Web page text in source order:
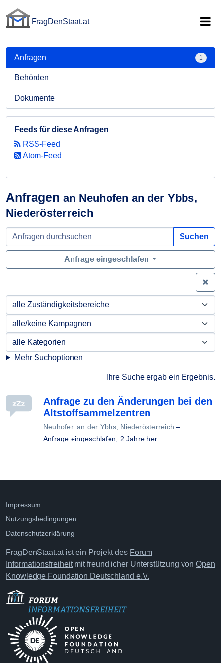
FragDenStaat.at
Anfragen an Neuhofen an der Ybbs,
Niederösterreich
Suchen
Anfrage eingeschlafen
Mehr Suchoptionen
Ihre Suche ergab ein Ergebnis.
Anfrage zu den Änderungen bei den
Altstoffsammelzentren
Neuhofen an der Ybbs, Niederösterreich –
Anfrage eingeschlafen, 2 Jahre her
Anfragen 1
Behörden
Dokumente
Feeds für diese Anfragen
RSS-Feed
Atom-Feed
Impressum
Nutzungsbedingungen
Datenschutzerklärung
FragDenStaat.at ist ein Projekt des Forum
Informationsfreiheitmit freundlicher Unterstützung von Open
Knowledge Foundation Deutschland e.V.